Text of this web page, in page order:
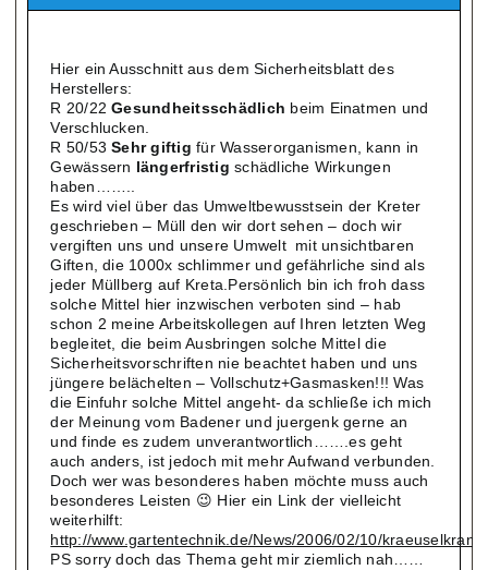
Hier ein Ausschnitt aus dem Sicherheitsblatt des
Herstellers:
R 20/22Gesundheitsschädlich beim Einatmen und
Verschlucken.
R 50/53Sehr giftig für Wasserorganismen, kann in
Gewässern längerfristig schädliche Wirkungen
haben……..
Es wird viel über das Umweltbewusstsein der Kreter
geschrieben – Müll den wir dort sehen – doch wir
vergiften uns und unsere Umwelt mit unsichtbaren
Giften, die 1000x schlimmer und gefährliche sind als
jeder Müllberg auf Kreta.Persönlich bin ich froh dass
solche Mittel hier inzwischen verboten sind – hab
schon 2 meine Arbeitskollegen auf Ihren letzten Weg
begleitet, die beim Ausbringen solche Mittel die
Sicherheitsvorschriften nie beachtet haben und uns
jüngere belächelten – Vollschutz+Gasmasken!!! Was
die Einfuhr solche Mittel angeht- da schließe ich mich
der Meinung vom Badener und juergenk gerne an
und finde es zudem unverantwortlich…….es geht
auch anders, ist jedoch mit mehr Aufwand verbunden.
Doch wer was besonderes haben möchte muss auch
besonderes Leisten 😉 Hier ein Link der vielleicht
weiterhilft:
http://www.gartentechnik.de/News/2006/02/10/
PS sorry doch das Thema geht mir ziemlich nah……